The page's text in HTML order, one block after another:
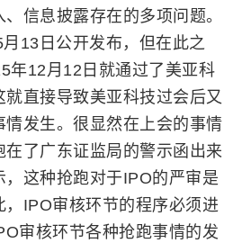
信息披露存在的多项问题。
13日公开发布，但在此之
年12月12日就通过了美亚科
直接导致美亚科技过会后又
情发生。很显然在上会的事情
在了广东证监局的警示函出来
，这种抢跑对于IPO的严审是
，IPO审核环节的程序必须进
审核环节各种抢跑事情的发